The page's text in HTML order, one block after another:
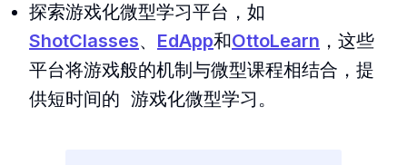
探索游戏化微型学习平台，如
ShotClasses、 EdApp和OttoLearn ，这些
平台将游戏般的机制与微型课程相结合，提
供短时间的 游戏化微型学习。